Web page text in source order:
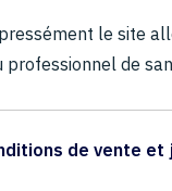
le site
professionnel de
de vente et